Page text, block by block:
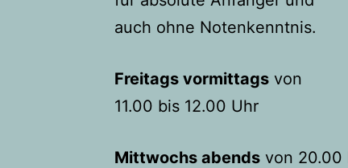
auch ohne Notenkenntnis.
Freitags vormittags von
11.00 bis 12.00 Uhr
Mittwochs abends von 20.00